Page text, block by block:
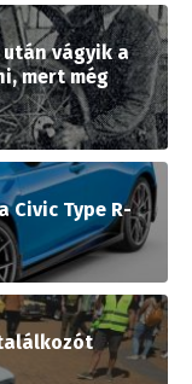
után vágyik a
mert még
Civic Type R-